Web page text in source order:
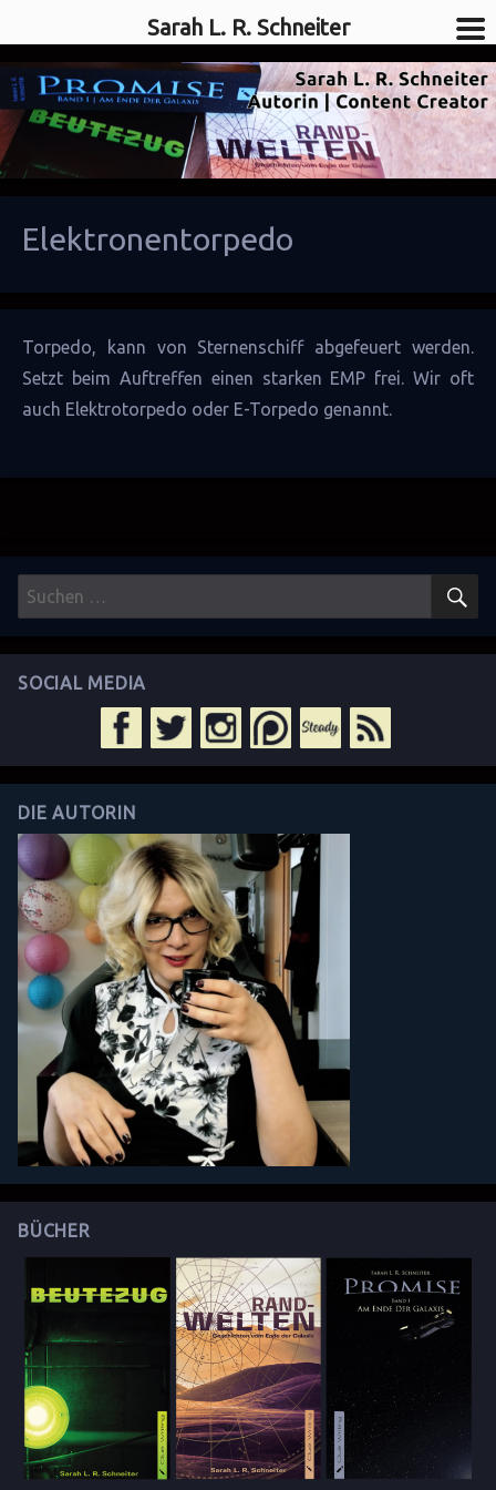
Sarah L. R. Schneiter
Elektronentorpedo
Torpedo, kann von Sternenschiffabgefeuert werden.
Setzt beim Auftreffen einen starken EMP frei. Wir oft
auch Elektrotorpedo oder E-Torpedo genannt.
Suchen
nach:
SOCIAL MEDIA
DIE AUTORIN
BÜCHER
Sarah L. R. Schneiter